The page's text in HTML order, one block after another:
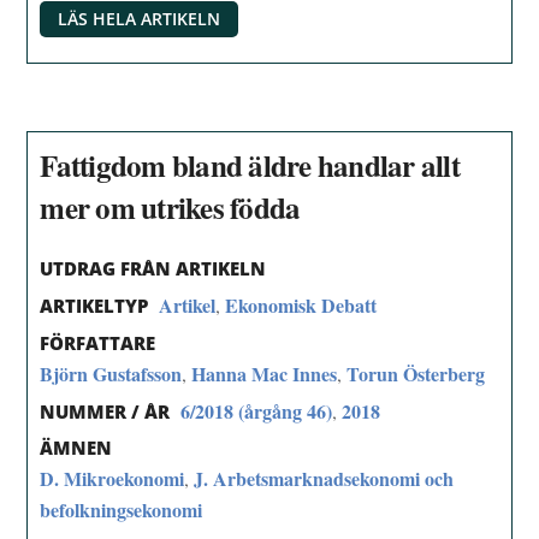
LÄS HELA ARTIKELN
Fattigdom bland äldre handlar allt
mer om utrikes födda
UTDRAG FRÅN ARTIKELN
ARTIKELTYP Artikel,Ekonomisk Debatt
FÖRFATTARE
Björn Gustafsson,Hanna Mac Innes,Torun Österberg
NUMMER / ÅR 6/2018 (årgång 46),2018
ÄMNEN
D. Mikroekonomi,J. Arbetsmarknadsekonomi och
befolkningsekonomi